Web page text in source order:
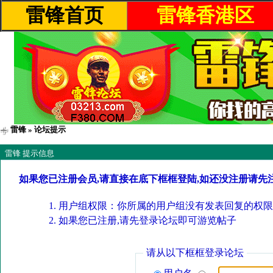
雷锋首页 雷锋香港区
雷锋 » 论坛提示
雷锋 提示信息
如果您已注册会员,请直接在底下框框登陆,如还没注册请先
用户组权限：你所属的用户组没有发表回复的权
如果您已注册,请先登录论坛即可游览帖子
请从以下框框登录论坛